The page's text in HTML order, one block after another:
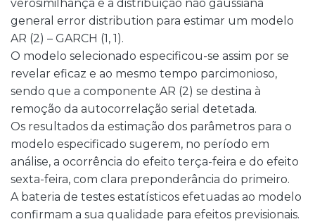
verosimilhança e a distribuição não gaussiana
general error distribution para estimar um modelo
AR (2) – GARCH (1, 1).
O modelo selecionado especificou-se assim por se
revelar eficaz e ao mesmo tempo parcimonioso,
sendo que a componente AR (2) se destina à
remoção da autocorrelação serial detetada.
Os resultados da estimação dos parâmetros para o
modelo especificado sugerem, no período em
análise, a ocorrência do efeito terça-feira e do efeito
sexta-feira, com clara preponderância do primeiro.
A bateria de testes estatísticos efetuadas ao modelo
confirmam a sua qualidade para efeitos previsionais.